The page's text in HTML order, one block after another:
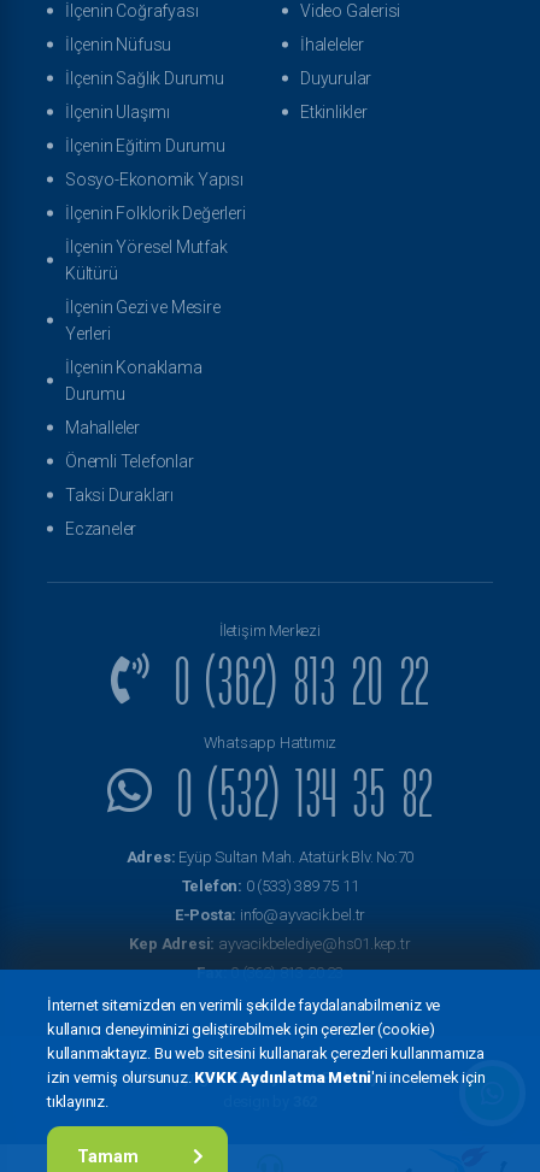
İlçenin Coğrafyası
İlçenin Nüfusu
İlçenin Sağlık Durumu
İlçenin Ulaşımı
İlçenin Eğitim Durumu
Sosyo-Ekonomik Yapısı
İlçenin Folklorik Değerleri
İlçenin Yöresel Mutfak
Kültürü
İlçenin Gezi ve Mesire
Yerleri
İlçenin Konaklama
Durumu
Mahalleler
Önemli Telefonlar
Taksi Durakları
Eczaneler
Video Galerisi
İhaleleler
Duyurular
Etkinlikler
İletişim Merkezi
0 (362) 813 20 22
Whatsapp Hattımız
0 (532) 134 35 82
Adres: Eyüp Sultan Mah. Atatürk Blv. No:70
Telefon: 0 (533) 389 75 11
E-Posta: info@ayvacik.bel.tr
Kep Adresi: ayvacikbelediye@hs01.kep.tr
Fax:0 (362) 813 20 23
© Copyright 2022Ayvacık Belediyesi
İnternet sitemizden en verimli şekilde faydalanabilmeniz ve
kullanıcı deneyiminizi geliştirebilmek için çerezler (cookie)
kullanmaktayız. Bu web sitesini kullanarak çerezleri kullanmamıza
izin vermiş olursunuz. KVKK Aydınlatma Metni'ni incelemek için
tıklayınız.
Tamam